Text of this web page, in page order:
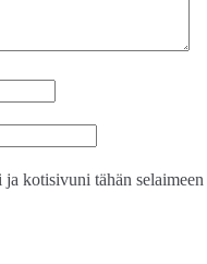
kotisivuni tähän selaimeen